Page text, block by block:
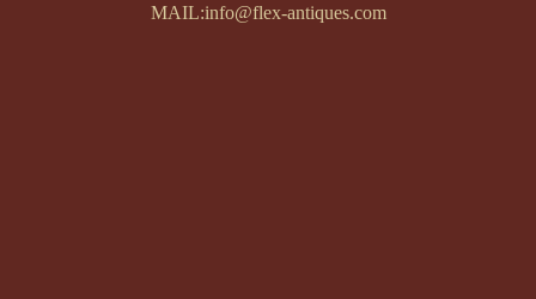
MAIL:info@flex-antiques.com